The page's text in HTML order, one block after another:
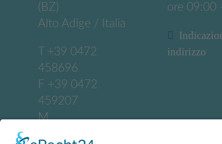
(BZ)
Alto Adige / Italia
T +39 0472
458696
F +39 0472
459207
M
ore 09:00
indirizzo